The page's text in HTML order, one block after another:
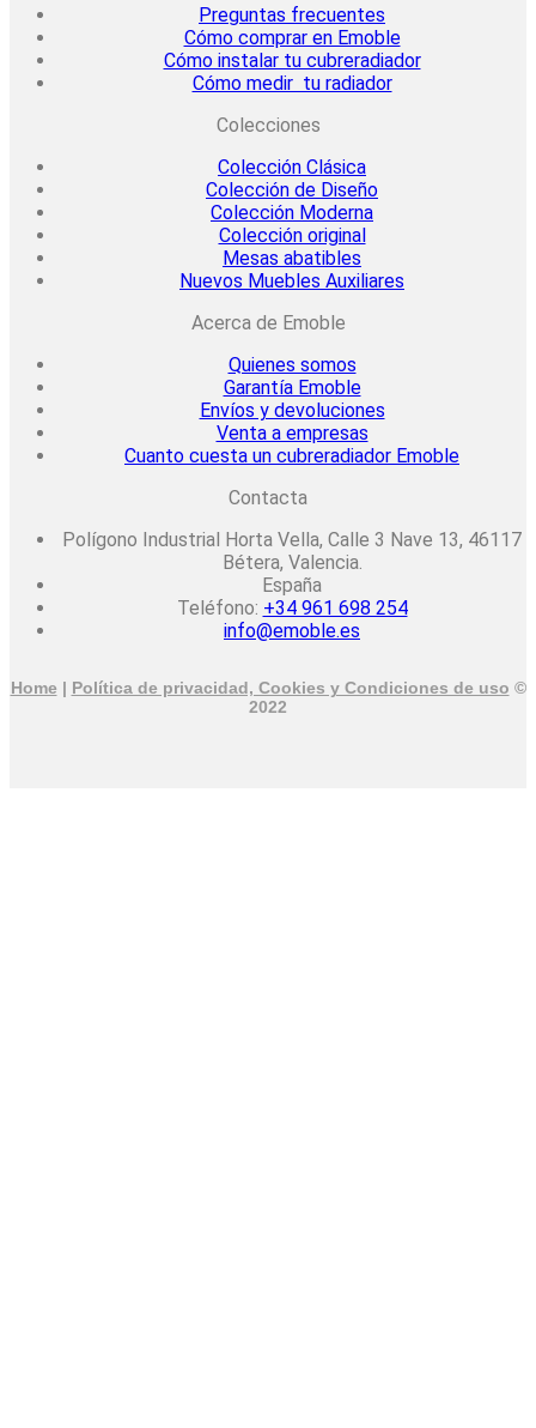
Preguntas frecuentes
Cómo comprar en Emoble
Cómo instalar tu cubreradiador
Cómo medir tu radiador
Colecciones
Colección Clásica
Colección de Diseño
Colección Moderna
Colección original
Mesas abatibles
Nuevos Muebles Auxiliares
Acerca de Emoble
Quienes somos
Garantía Emoble
Envíos y devoluciones
Venta a empresas
Cuanto cuesta un cubreradiador Emoble
Contacta
Polígono Industrial Horta Vella, Calle 3 Nave 13, 46117
Bétera, Valencia.
España
Teléfono: +34 961 698 254
info@emoble.es
Home | Política de privacidad, Cookies y Condiciones de uso ©
2022